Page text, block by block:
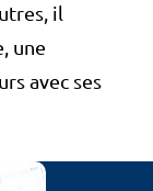
il
une
avec ses